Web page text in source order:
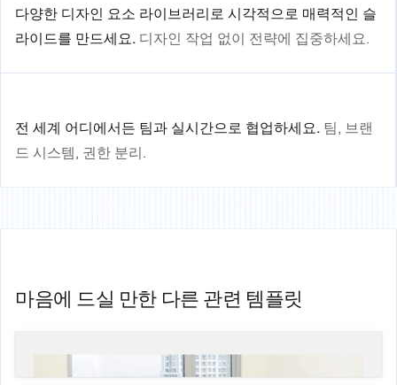
다양한 디자인 요소 라이브러리로 시각적으로 매력적인 슬
라이드를 만드세요. 디자인 작업 없이 전략에 집중하세요.
전 세계 어디에서든 팀과 실시간으로 협업하세요. 팀, 브랜
드 시스템, 권한 분리.
마음에 드실 만한 다른 관련 템플릿